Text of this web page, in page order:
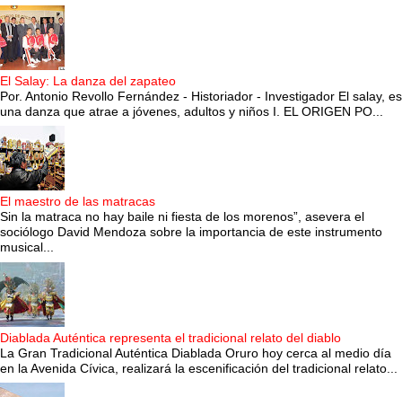
El Salay: La danza del zapateo
Por. Antonio Revollo Fernández - Historiador - Investigador El salay, es
una danza que atrae a jóvenes, adultos y niños I. EL ORIGEN PO...
El maestro de las matracas
Sin la matraca no hay baile ni fiesta de los morenos”, asevera el
sociólogo David Mendoza sobre la importancia de este instrumento
musical...
Diablada Auténtica representa el tradicional relato del diablo
La Gran Tradicional Auténtica Diablada Oruro hoy cerca al medio día
en la Avenida Cívica, realizará la escenificación del tradicional relato...